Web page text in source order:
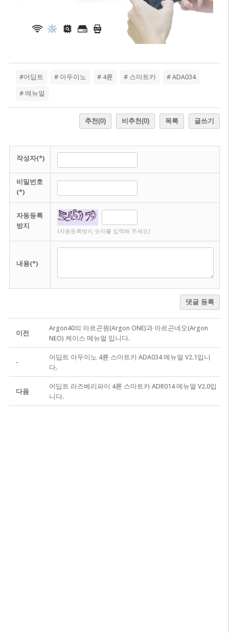
#어딥트 # 아두이노 # 4륜 # 스마트카 # ADA034
# 메뉴얼
추천(0) 비추천(0) 목록 글쓰기
작성자(*)
비밀번호
(*)
자동등록
방지
(자동등록방지 숫자를 입력해 주세요)
내용(*)
댓글 등록
이전
Argon40의 아르곤원(Argon ONE)과 아르곤네오(Argon
NEO) 케이스 메뉴얼 입니다.
-
어딥트 아두이노 4륜 스마트카 ADA034 메뉴얼 V2.1입니
다.
다음
어딥트 라즈베리파이 4륜 스마트카 ADR014 메뉴얼 V2.0입
니다.